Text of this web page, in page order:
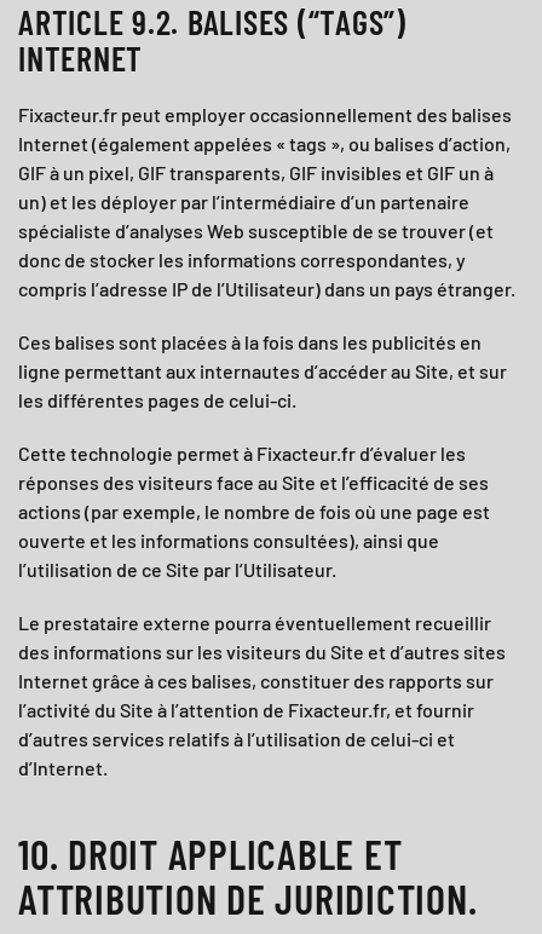
ARTICLE 9.2. BALISES (“TAGS”)
INTERNET
Fixacteur.fr peut employer occasionnellement des balises
Internet (également appelées « tags », ou balises d’action,
GIF à un pixel, GIF transparents, GIF invisibles et GIF un à
un) et les déployer par l’intermédiaire d’un partenaire
spécialiste d’analyses Web susceptible de se trouver (et
donc de stocker les informations correspondantes, y
compris l’adresse IP de l’Utilisateur) dans un pays étranger.
Ces balises sont placées à la fois dans les publicités en
ligne permettant aux internautes d’accéder au Site, et sur
les différentes pages de celui-ci.
Cette technologie permet à Fixacteur.fr d’évaluer les
réponses des visiteurs face au Site et l’efficacité de ses
actions (par exemple, le nombre de fois où une page est
ouverte et les informations consultées), ainsi que
l’utilisation de ce Site par l’Utilisateur.
Le prestataire externe pourra éventuellement recueillir
des informations sur les visiteurs du Site et d’autres sites
Internet grâce à ces balises, constituer des rapports sur
l’activité du Site à l’attention de Fixacteur.fr, et fournir
d’autres services relatifs à l’utilisation de celui-ci et
d’Internet.
10. DROIT APPLICABLE ET
ATTRIBUTION DE JURIDICTION.